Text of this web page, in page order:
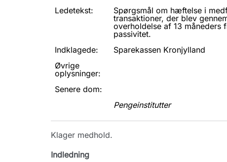
Ledetekst:
Spørgsmål om hæftelse i
transaktioner, der blev
overholdelse af 13 måneders
passivitet.
Indklagede:
Sparekassen Kronjylland
Øvrige
oplysninger:
Senere dom:
Pengeinstitutter
Klager medhold.
Indledning